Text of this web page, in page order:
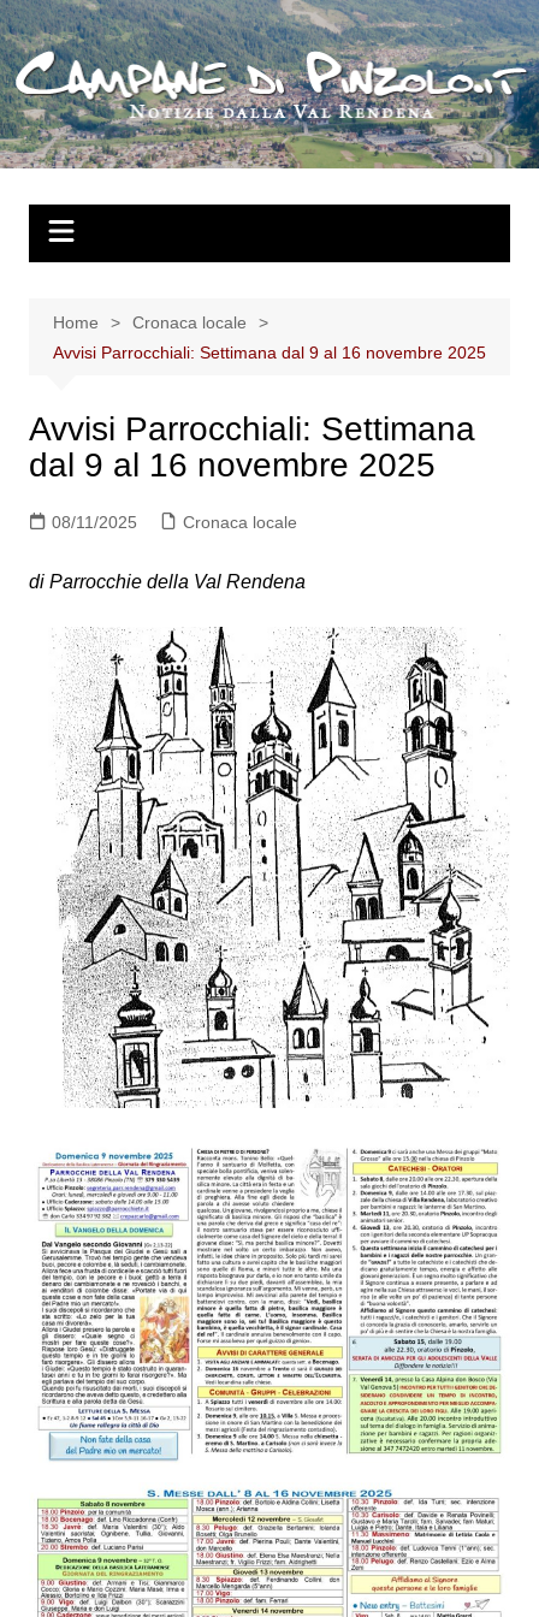
Salta
al
contenuto
Home
Cronaca locale
Avvisi Parrocchiali: Settimana dal 9 al 16 novembre 2025
Avvisi Parrocchiali: Settimana
dal 9 al 16 novembre 2025
08/11/2025 Cronaca locale
di Parrocchie della Val Rendena